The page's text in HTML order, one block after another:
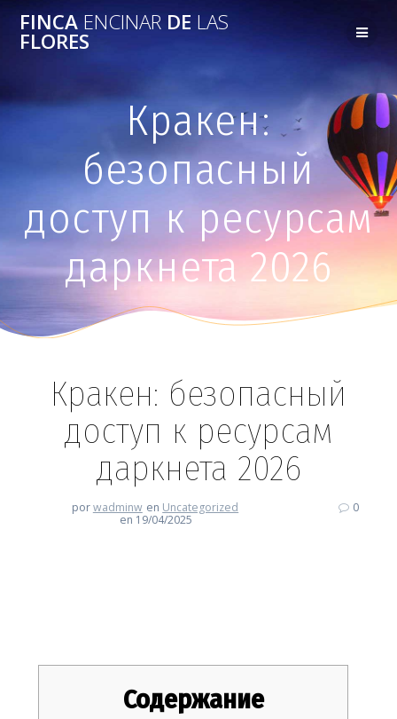
FINCAENCINAR DE LAS
FLORES
Кракен:
безопасный
доступ к ресурсам
даркнета 2026
Кракен: безопасный
доступ к ресурсам
даркнета 2026
porwadminw en Uncategorized
en 19/04/2025
0
Содержание